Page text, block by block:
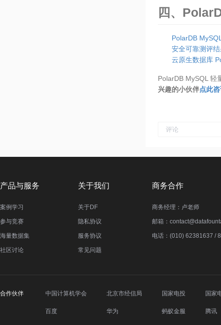
四、
PolarDB
安全可靠测评
云原生数据库
PolarDB MySQL 轻
兴趣的小伙伴点此
产品与服务
案例学习
参与竞赛
海量数据集
社区讨论
关于我们
关于DF
隐私协议
服务协议
常见问题
商务合作
商务经理：卢老师
邮箱：
电话：(010) 62381637 /
合作伙伴 中国计算机学会
百度
北京市经信局
华为
国家电投
蚂蚁金服
国家
腾讯